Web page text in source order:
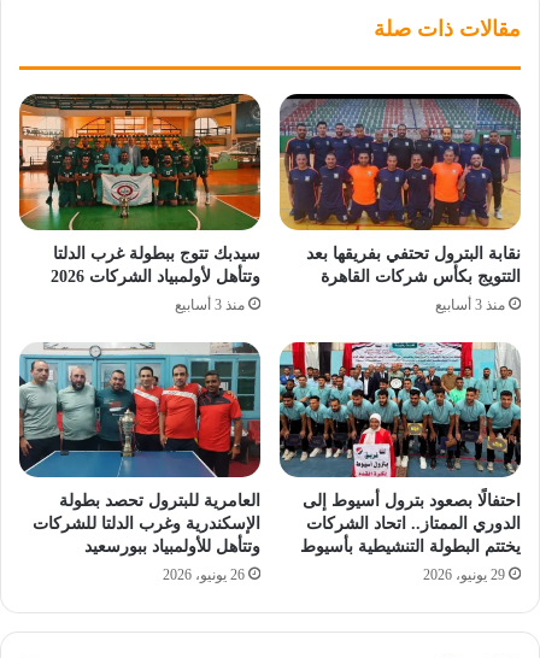
مقالات ذات صلة
نقابة البترول تحتفي بفريقها بعد
التتويج بكأس شركات القاهرة
منذ 3 أسابيع
سيدبك تتوج ببطولة غرب الدلتا
وتتأهل لأولمبياد الشركات 2026
منذ 3 أسابيع
احتفالًا بصعود بترول أسيوط إلى
الدوري الممتاز.. اتحاد الشركات
يختتم البطولة التنشيطية بأسيوط
29 يونيو، 2026
العامرية للبترول تحصد بطولة
الإسكندرية وغرب الدلتا للشركات
وتتأهل للأولمبياد ببورسعيد
26 يونيو، 2026